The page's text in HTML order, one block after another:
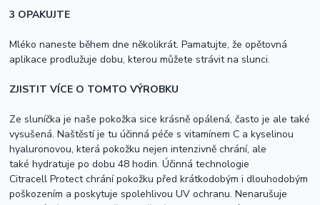
3 OPAKUJTE
Mléko naneste během dne několikrát. Pamatujte, že opětovná
aplikace prodlužuje dobu, kterou můžete strávit na slunci.
ZJISTIT VÍCE O TOMTO VÝROBKU
Ze sluníčka je naše pokožka sice krásně opálená, často je ale také
vysušená. Naštěstí je tu účinná péče s vitamínem C a kyselinou
hyaluronovou, která pokožku nejen intenzivně chrání, ale
takéhydratuje po dobu 48 hodin. Účinná technologie
CitracellProtectchrání pokožku před krátkodobým i dlouhodobým
poškozením a poskytuje spolehlivou UV ochranu. Nenarušuje